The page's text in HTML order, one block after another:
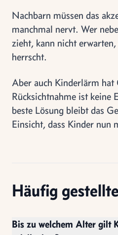
Nachbarn müssen das
manchmal nervt. Wer
zieht, kann nicht
herrscht.
Aber auch Kinderlärm hat
Rücksichtnahme ist keine
beste Lösung bleibt das
Einsicht, dass Kinder nun
Häufig
Bis zu welchem Alter gilt